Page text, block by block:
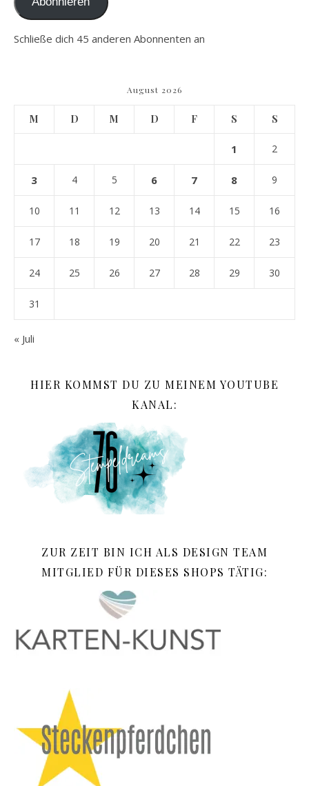
Schließe dich 45 anderen Abonnenten an
August 2026
M D M D F S S
1 2
3 4 5 6 7 8 9
10 11 12 13 14 15 16
17 18 19 20 21 22 23
24 25 26 27 28 29 30
31
« Juli
HIER KOMMST DU ZU MEINEM YOUTUBE
KANAL:
ZUR ZEIT BIN ICH ALS DESIGN TEAM
MITGLIED FÜR DIESES SHOPS TÄTIG: